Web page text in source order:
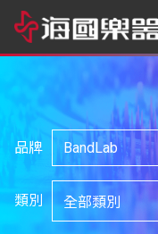
品牌
類別